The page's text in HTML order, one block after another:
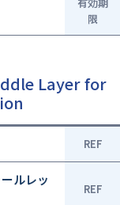
限
Layer for
REF
ルレッ
REF